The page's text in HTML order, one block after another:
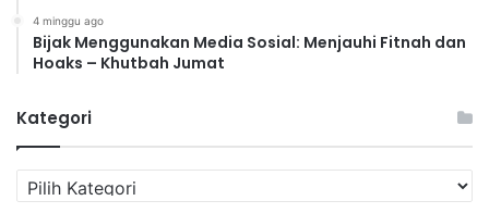
4 minggu ago
Bijak Menggunakan Media Sosial: Menjauhi Fitnah dan
Hoaks – Khutbah Jumat
Kategori
a